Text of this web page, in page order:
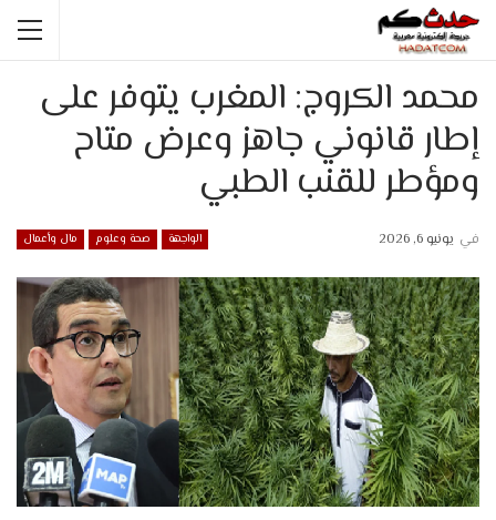
محمد الكروج: المغرب يتوفر على
إطار قانوني جاهز وعرض متاح
ومؤطر للقنب الطبي
الواجهة صحة وعلوم مال وأعمال في يونيو 6, 2026